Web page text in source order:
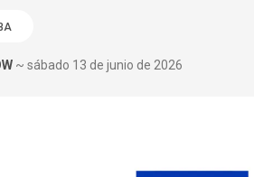
~ sábado 13 de junio de 2026